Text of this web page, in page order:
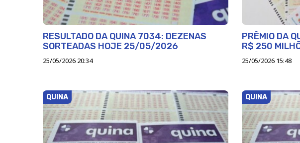
RESULTADO DA QUINA 7034: DEZENAS
SORTEADAS HOJE 25/05/2026
25/05/2026 20:34
PRÊMIO DA
R$ 250
25/05/2026 15:48
QUINA QUINA